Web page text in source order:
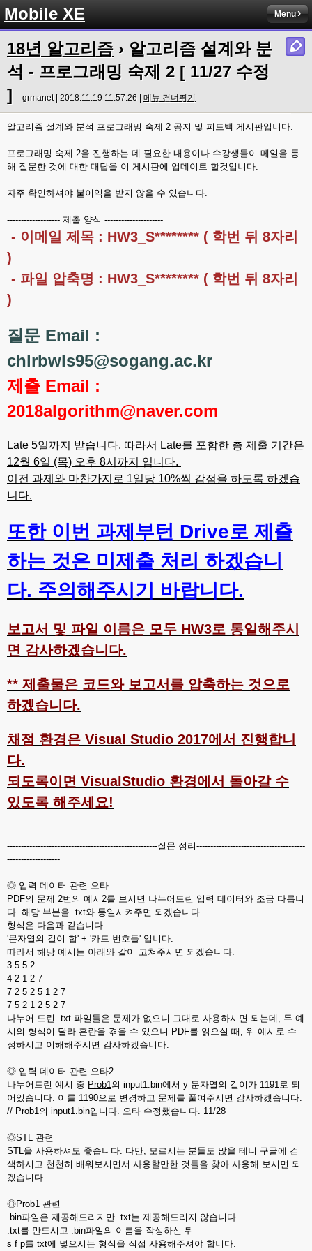
Mobile XE Menu
18년 알고리즘 › 알고리즘 설계와 분
석 - 프로그래밍 숙제 2 [ 11/27 수정
]
grmanet | 2018.11.19 11:57:26 | 메뉴 건너뛰기
알고리즘 설계와 분석 프로그래밍 숙제 2 공지 및 피드백 게시판입니다.
프로그래밍 숙제 2을 진행하는 데 필요한 내용이나 수강생들이 메일을 통
해 질문한 것에 대한 대답을 이 게시판에 업데이트 할것입니다.
자주 확인하셔야 불이익을 받지 않을 수 있습니다.
------------------- 제출 양식 ---------------------
- 이메일 제목 : HW3_S******** ( 학번 뒤 8자리
)
- 파일 압축명 : HW3_S******** ( 학번 뒤 8자리
)
질문 Email :
chlrbwls95@sogang.ac.kr
제출 Email :
2018algorithm@naver.com
Late 5일까지 받습니다. 따라서 Late를 포함한 총 제출 기간은
12월 6일 (목) 오후 8시까지 입니다.
이전 과제와 마찬가지로 1일당 10%씩 감점을 하도록 하겠습
니다.
또한 이번 과제부턴 Drive로 제출
하는 것은 미제출 처리 하겠습니
다. 주의해주시기 바랍니다.
보고서 및 파일 이름은 모두 HW3로 통일해주시
면 감사하겠습니다.
** 제출물은 코드와 보고서를 압축하는 것으로
하겠습니다.
채점 환경은 Visual Studio 2017에서 진행합니
다.
되도록이면 VisualStudio 환경에서 돌아갈 수
있도록 해주세요!
------------------------------------------------------질문 정리---------------------------------------
-------------------
◎ 입력 데이터 관련 오타
PDF의 문제 2번의 예시2를 보시면 나누어드린 입력 데이터와 조금 다릅니
다. 해당 부분을 .txt와 통일시켜주면 되겠습니다.
형식은 다음과 같습니다.
'문자열의 길이 합' + '카드 번호들' 입니다.
따라서 해당 예시는 아래와 같이 고쳐주시면 되겠습니다.
3 5 5 2
4 2 1 2 7
7 2 5 2 5 1 2 7
7 5 2 1 2 5 2 7
나누어 드린 .txt 파일들은 문제가 없으니 그대로 사용하시면 되는데, 두 예
시의 형식이 달라 혼란을 겪을 수 있으니 PDF를 읽으실 때, 위 예시로 수
정하시고 이해해주시면 감사하겠습니다.
◎ 입력 데이터 관련 오타2
나누어드린 예시 중 Prob1의 input1.bin에서 y 문자열의 길이가 1191로 되
어있습니다. 이를 1190으로 변경하고 문제를 풀여주시면 감사하겠습니다.
// Prob1의 input1.bin입니다. 오타 수정했습니다. 11/28
◎STL 관련
STL을 사용하셔도 좋습니다. 다만, 모르시는 분들도 많을 테니 구글에 검
색하시고 천천히 배워보시면서 사용할만한 것들을 찾아 사용해 보시면 되
겠습니다.
◎Prob1 관련
.bin파일은 제공해드리지만 .txt는 제공해드리지 않습니다.
.txt를 만드시고 .bin파일의 이름을 작성하신 뒤
s f p를 txt에 넣으시는 형식을 직접 사용해주셔야 합니다.